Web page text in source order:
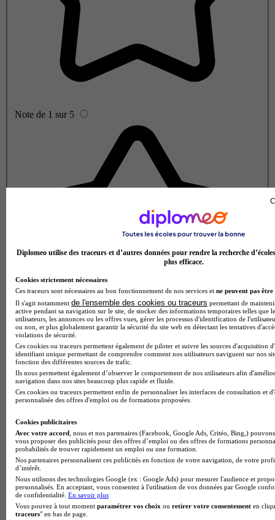
Note de 1 sur 5
Note de 2 sur 5
Diplomeo utilise des traceurs et d’autres données pour rendre la recherche
plus efficace.
Cookies strictement nécessaires
Ces traceurs sont nécessaires au bon fonctionnement de nos services et ne peuvent pas être
Il s'agit notamment de l'ensemble des cookies ou traceurs permettant de
active pendant sa navigation sur le site, de stocker des informations temporaires telles que
utilisateurs, les annonces ou les offres vues, gérer les processus d'identification de
ou non, et plus globalement garantir la sécurité du site web en détectant les tentatives
violations de sécurité.
Ces cookies ou traceurs permettent également de piloter et suivre les sources d'acquisition
identifiant unique permettant de comprendre comment nos utilisateurs naviguent sur nos
fonction des différentes sources de trafic.
Ils nous permettent également d’observer le comportement de nos utilisateurs afin
navigation dans nos sites beaucoup plus rapide et fluide.
Ces cookies ou traceurs permettent enfin de personnaliser les interfaces de consultation et
personnalisée des offres d'emploi ou de formations proposées.
Cookies publicitaires
Avec votre accord , nous et nos partenaires (Facebook, Google Ads, Critéo, Bing,)
vous proposer des publicités pour des offres d’emploi ou des offres de formations
probabilités de trouver rapidement un emploi ou une formation.
Nos partenaires personnalisent ces publicités en fonction de votre navigation, de votre
d’intérêt.
Nous utilisons des technologies Google (ex : Google Ads) pour mesurer l'audience et
personnalisés. En acceptant, vous consentez à l'utilisation de vos données par Google
de confidentialité. En savoir plus
Vous pouvez à tout moment paramétrer vos choix ou retirer votre consentement en
traceurs" en bas de page.